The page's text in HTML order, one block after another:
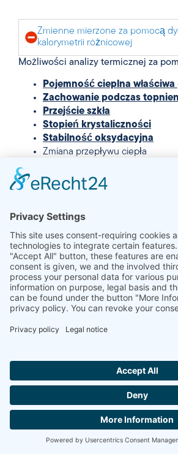
Zmienne mierzone za pomocą
kalorymetrii różnicowej
Możliwości analizy termicznej za
Pojemność cieplna właściwa
Zachowanie podczas
Przejście szkła
Stopień krystaliczności
Stabilność oksydacyjna
Zmiana przepływu ciepła
Wyznaczanie entalpii
Związek z cieczami
Stabilność termiczna
Relacja Solidus
Czystość
Masz jakieś
Jesteśmy do
Hallo ich bin